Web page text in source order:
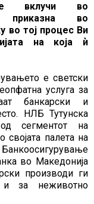
вклучи во
приказна во
во тој процес Ви
на која ѝ
е светски
услуга за
банкарски и
НЛБ Тутунска
од сегментот на
палета на
во Македонија
производи ги
и за неживотно